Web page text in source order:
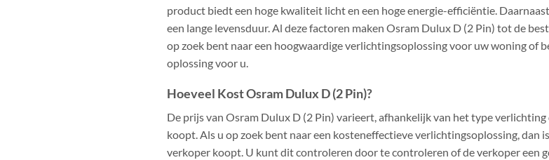
product biedt een hoge kwaliteit licht en een hoge energie-efficiëntie.
een lange levensduur. Al deze factoren maken Osram Dulux D (2 Pin) tot de
op zoek bent naar een hoogwaardige verlichtingsoplossing voor uw woning of
oplossing voor u.
Hoeveel Kost Osram Dulux D (2 Pin)?
De prijs van Osram Dulux D (2 Pin) varieert, afhankelijk van het type
koopt. Als u op zoek bent naar een kosteneffectieve verlichtingsoplossing, dan
verkoper koopt. U kunt dit controleren door te controleren of de verkoper een